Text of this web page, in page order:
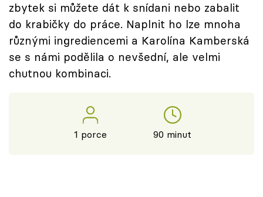
Přihlášení
Sledujte nás
zbytek si můžete dát k snídani nebo zabalit
do krabičky do práce. Naplnit ho lze mnoha
různými ingrediencemi a Karolína Kamberská
se s námi podělila o nevšední, ale velmi
chutnou kombinaci.
1 porce 90 minut